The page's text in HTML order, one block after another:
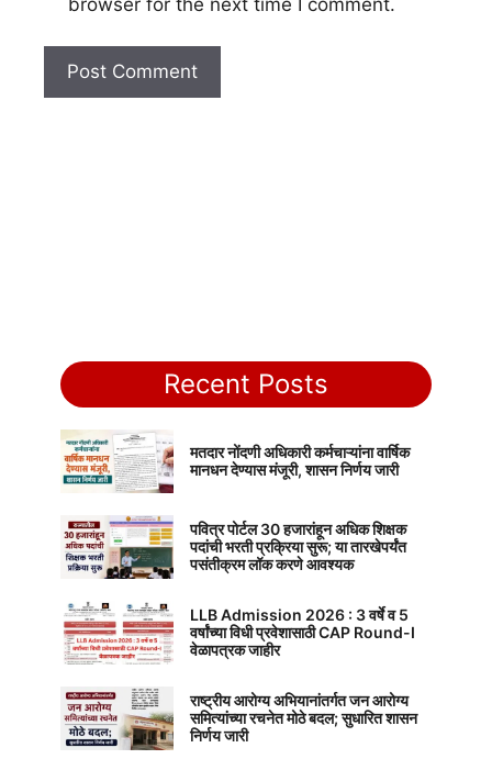
Recent Posts
मतदार नोंदणी अधिकारी कर्मचाऱ्यांना वार्षिक
मानधन देण्यास मंजूरी, शासन निर्णय जारी
पवित्र पोर्टल 30 हजारांहून अधिक शिक्षक
पदांची भरती प्रक्रिया सुरू; या तारखेपर्यंत
पसंतीक्रम लॉक करणे आवश्यक
LLB Admission 2026 : 3 वर्षे व 5
वर्षांच्या विधी प्रवेशासाठी CAP Round-I
वेळापत्रक जाहीर
राष्ट्रीय आरोग्य अभियानांतर्गत जन आरोग्य
समित्यांच्या रचनेत मोठे बदल; सुधारित शासन
निर्णय जारी